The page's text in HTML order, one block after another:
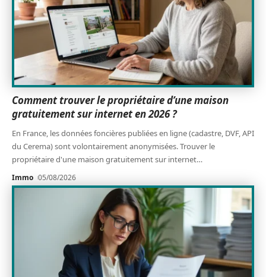
Comment trouver le propriétaire d’une maison
gratuitement sur internet en 2026 ?
En France, les données foncières publiées en ligne (cadastre, DVF, API
du Cerema) sont volontairement anonymisées. Trouver le
propriétaire d'une maison gratuitement sur internet…
Immo 05/08/2026